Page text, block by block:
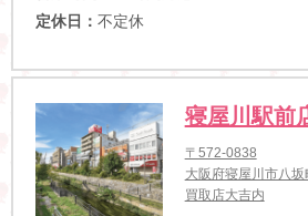
定休日： 不定休
寝屋川駅前
〒572-0838
大阪府寝屋川市八
買取店大吉内